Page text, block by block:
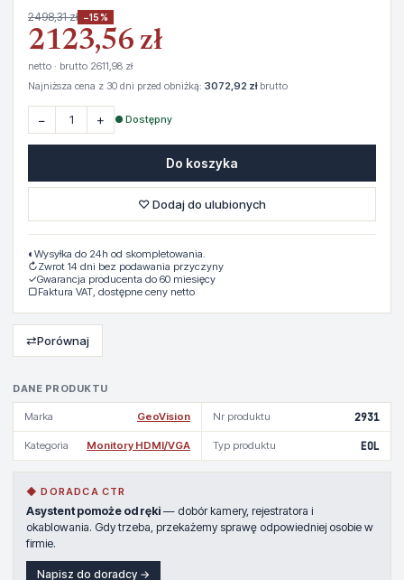
DANE PRODUKTU
Marka GeoVision Nr produktu 2931
Kategoria Monitory HDMI/VGA Typ produktu EOL
◆ DORADCA CTR
Asystent pomoże od ręki — dobór kamery, rejestratora i
okablowania. Gdy trzeba, przekażemy sprawę odpowiedniej osobie w
firmie.
Napisz do doradcy →
2498,31 zł −15%
2123,56 zł
netto · brutto 2611,98 zł
Najniższa cena z 30 dni przed obniżką: 3072,92 złbrutto
− + ● Dostępny
Do koszyka
♡ Dodaj do ulubionych
◐ Wysyłka do 24h od skompletowania.
↻Zwrot 14 dni bez podawania przyczyny
✓Gwarancja producenta do 60 miesięcy
▢Faktura VAT, dostępne ceny netto
⇄Porównaj